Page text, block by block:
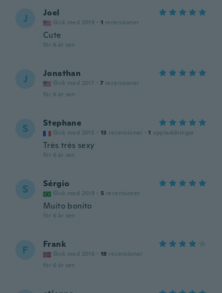
J Joel
Gick med 2019 · 1 recensioner
Cute
för 6 år sen
J Jonathan
Gick med 2017 · 7 recensioner
för 6 år sen
S Stephane
Gick med 2015 · 13 recensioner · 1 uppladdningar
Très très sexy
för 6 år sen
S Sérgio
Gick med 2019 · 5 recensioner
Muito bonito
för 6 år sen
F Frank
Gick med 2016 · 18 recensioner
för 6 år sen